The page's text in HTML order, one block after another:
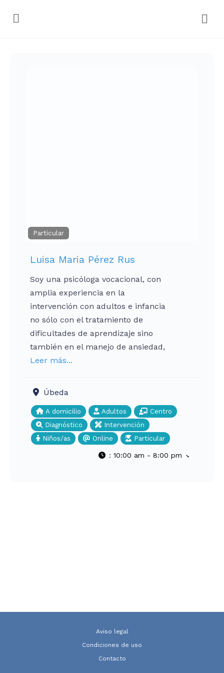
Particular
Luisa Maria Pérez Rus
Soy una psicóloga vocacional, con
amplia experiencia en la
intervención con adultos e infancia
no sólo con el tratamiento de
dificultades de aprendizaje sino
también en el manejo de ansiedad,
Leer más...
Úbeda
A domicilio Adultos
Centro
Diagnóstico
Intervención
Niños/as
Online Particular
: 10:00 am - 8:00 pm
Aviso legal
Condiciones de uso
Contacto